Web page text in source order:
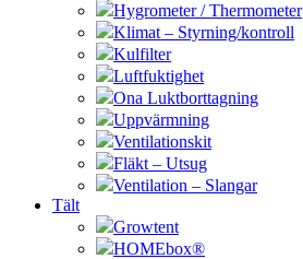
Hygrometer / Thermometer
Klimat – Styrning/kontroll
Kulfilter
Luftfuktighet
Ona Luktborttagning
Uppvärmning
Ventilationskit
Fläkt – Utsug
Ventilation – Slangar
Tält
Growtent
HOMEbox®